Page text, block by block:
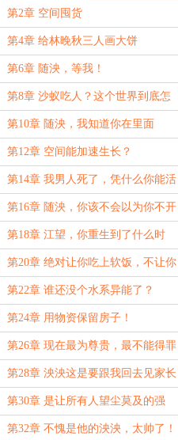
第2章 空间囤货
第4章 给林晚秋三人画大饼
第6章 随泱，等我！
第8章 沙蚁吃人？这个世界到底怎
么了
第10章 随泱，我知道你在里面
第12章 空间能加速生长？
第14章 我男人死了，凭什么你能活
着回来？
第16章 随泱，你该不会以为你不开
门，我就拿你没办法了吧？
第18章 江望，你重生到了什么时
候？
第20章 绝对让你吃上软饭，不让你
爸为难
第22章 谁还没个水系异能了？
第24章 用物资保留房子！
第26章 现在最为尊贵，最不能得罪
的，就是异能者！
第28章 泱泱这是要跟我回去见家长
吗？
第30章 是让所有人望尘莫及的强
第32章 不愧是他的泱泱，太帅了！